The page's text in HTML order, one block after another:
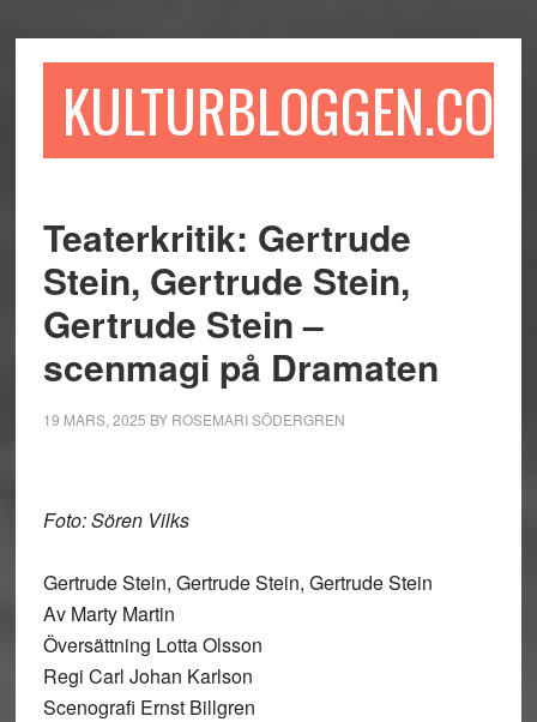
till
till
sidofältet
till
KULTURBLOGGEN.COM
Teaterkritik: Gertrude
Stein, Gertrude Stein,
Gertrude Stein –
scenmagi på Dramaten
19 MARS, 2025 BY ROSEMARI SÖDERGREN
Foto: Sören Vilks
Gertrude Stein, Gertrude Stein, Gertrude Stein
Av Marty Martin
Översättning Lotta Olsson
Regi Carl Johan Karlson
Scenografi Ernst Billgren